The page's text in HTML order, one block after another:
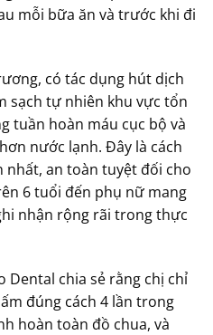
mỗi bữa ăn và trước khi đi
có tác dụng hút dịch
sạch tự nhiên khu vực tổn
tuần hoàn máu cục bộ và
nước lạnh. Đây là cách
nhất, an toàn tuyệt đối cho
6 tuổi đến phụ nữ mang
nhận rộng rãi trong thực
Dental chia sẻ rằng chị chỉ
đúng cách 4 lần trong
hoàn toàn đồ chua, và